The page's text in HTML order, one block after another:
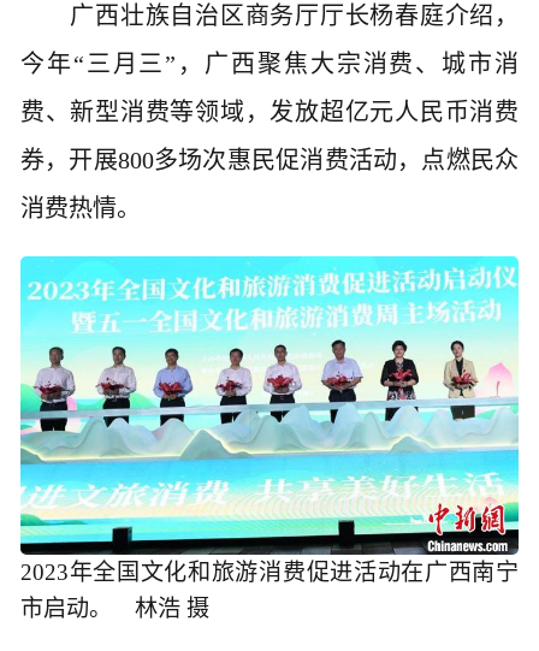
广西壮族自治区商务厅厅长杨春庭介绍，
今年“三月三”，广西聚焦大宗消费、城市消
费、新型消费等领域，发放超亿元人民币消费
券，开展800多场次惠民促消费活动，点燃民众
消费热情。
2023年全国文化和旅游消费促进活动在广西南宁
市启动。 林浩 摄